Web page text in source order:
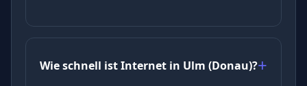
Wie schnell ist Internet in Ulm (Donau)?